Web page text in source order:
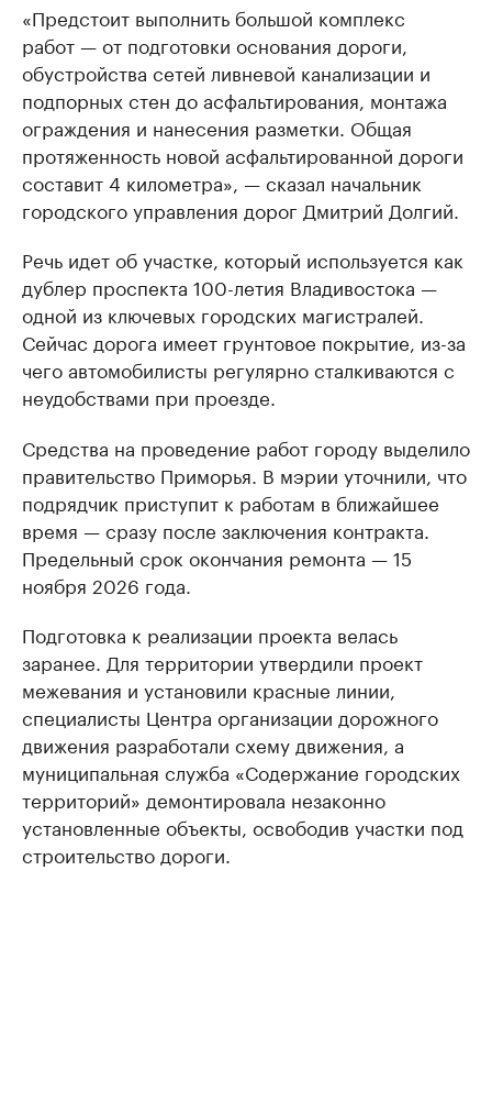
«Предстоит выполнить большой комплекс
работ — от подготовки основания дороги,
обустройства сетей ливневой канализации и
подпорных стен до асфальтирования, монтажа
ограждения и нанесения разметки. Общая
протяженность новой асфальтированной дороги
составит 4 километра», — сказал начальник
городского управления дорог Дмитрий Долгий.
Речь идет об участке, который используется как
дублер проспекта 100-летия Владивостока —
одной из ключевых городских магистралей.
Сейчас дорога имеет грунтовое покрытие, из-за
чего автомобилисты регулярно сталкиваются с
неудобствами при проезде.
Средства на проведение работ городу выделило
правительство Приморья. В мэрии уточнили, что
подрядчик приступит к работам в ближайшее
время — сразу после заключения контракта.
Предельный срок окончания ремонта — 15
ноября 2026 года.
Подготовка к реализации проекта велась
заранее. Для территории утвердили проект
межевания и установили красные линии,
специалисты Центра организации дорожного
движения разработали схему движения, а
муниципальная служба «Содержание городских
территорий» демонтировала незаконно
установленные объекты, освободив участки под
строительство дороги.